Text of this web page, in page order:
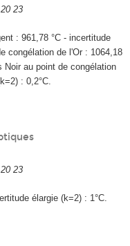
23
: 961,78 °C - incertitude
congélation de l'Or : 1064,18
Noir au point de congélation
: 0,2°C.
23
élargie (k=2) : 1°C.